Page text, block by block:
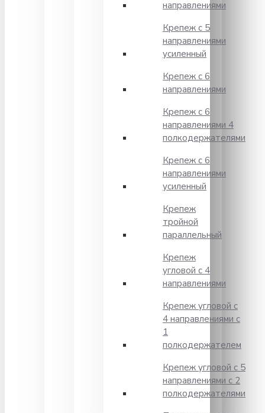
направлениями
Крепеж с 5
направлениями
усиленный
Крепеж с 6
направлениями
Крепеж с 6
направлениями 4
полкодержателями
Крепеж с 6
направлениями
усиленный
Крепеж
тройной
параллельный
Крепеж
угловой с 4
направлениями
Крепеж угловой с
4 направлениями с
1
полкодержателем
Крепеж угловой с 5
направлениями с 2
полкодержателями